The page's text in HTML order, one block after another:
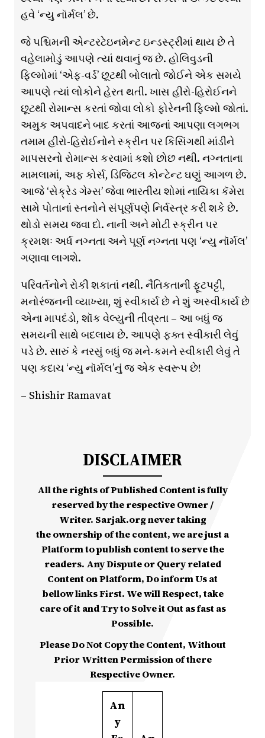
હવે ‘ન્યુ નૉર્મલ’ છે.
જે પશ્ચિમની એન્ટરટેઇનમેન્ટ ઇન્ડસ્ટ્રીમાં થાય છે તે
વહેલામોડું આપણે ત્યાં થવાનું જ છે. હોલિવુડની
ફિલ્મોમાં ‘એફ-વર્ડ’ છૂટથી બોલાતો જોઈને એક સમયે
આપણે ત્યાં લોકોને હેરત થતી. ખાસ હીરો-હિરોઈનને
છૂટથી રોમાન્સ કરતાં જોવા લોકો ફોરેનની ફિલ્મો જોતાં.
અમુક અપવાદને બાદ કરતાં આજનાં આપણા લગભગ
તમામ હીરો-હિરોઈનોને સ્ક્રીન પર કિસિંગથી માંડીને
માપસરનો રોમાન્સ કરવામાં કશો છોછ નથી. નગ્નતાના
મામલામાં, અફ કોર્સ, ડિજિટલ કોન્ટેન્ટ ઘણું આગળ છે.
આજે ‘સેક્રેડ ગેમ્સ’ જેવા ભારતીય શોમાં નાયિકા કૅમેરા
સામે પોતાનાં સ્તનોને સંપૂર્ણપણે નિર્વસ્ત્ર કરી શકે છે.
થોડો સમય જવા દો. નાની અને મોટી સ્ક્રીન પર
ક્રમશઃ અર્ધ નગ્નતા અને પૂર્ણ નગ્નતા પણ ‘ન્યુ નૉર્મલ’
ગણાવા લાગશે.
પરિવર્તનોને રોકી શકાતાં નથી. નૈતિકતાની ફૂટપટ્ટી,
મનોરંજનની વ્યાખ્યા, શું સ્વીકાર્ય છે ને શું અસ્વીકાર્ય છે
એના માપદંડો, શૉક વેલ્યુની તીવ્રતા – આ બધું જ
સમયની સાથે બદલાય છે. આપણે ફક્ત સ્વીકારી લેવું
પડે છે. સારું કે નરસું બધું જ મને-કમને સ્વીકારી લેવું તે
પણ કદાચ ‘ન્યુ નૉર્મલ’નું જ એક સ્વરૂપ છે!
– Shishir Ramavat
DISCLAIMER
All the rights of Published Content is fully
reserved by the respective Owner /
Writer. Sarjak.org never taking
the ownership of the content, we are just a
Platform to publish content to serve the
readers. Any Dispute or Query related
Content on Platform, Do inform Us at
bellow links First. We will Respect, take
care of it and Try to Solve it Out as fast as
Possible.
Please Do Not Copy the Content, Without
Prior Written Permission of there
Respective Owner.
An
y